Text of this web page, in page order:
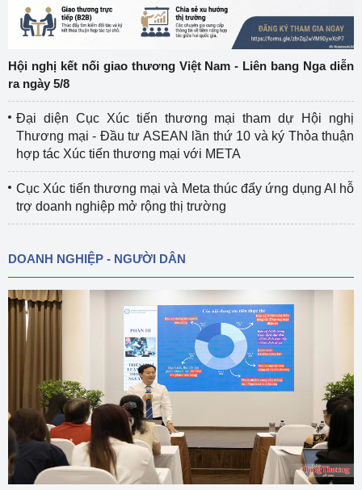
Hội nghị kết nối giao thương Việt Nam - Liên bang Nga diễn
ra ngày 5/8
Đại diện Cục Xúc tiến thương mại tham dự Hội nghị
Thương mại - Đầu tư ASEAN lần thứ 10 và ký Thỏa thuận
hợp tác Xúc tiến thương mại với META
Cục Xúc tiến thương mại và Meta thúc đẩy ứng dụng AI hỗ
trợ doanh nghiệp mở rộng thị trường
DOANH NGHIỆP - NGƯỜI DÂN